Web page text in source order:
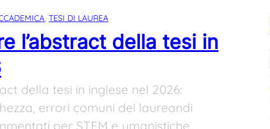
, TESI DI LAUREA
l’abstract della tesi in
della tesi in inglese nel 2026:
errori comuni dei laureandi
per STEM e umanistiche.